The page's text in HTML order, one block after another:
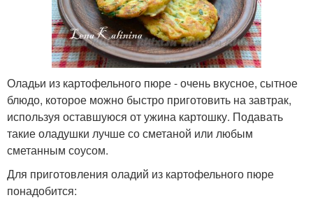
Оладьи из картофельного пюре - очень вкусное, сытное
блюдо, которое можно быстро приготовить на завтрак,
используя оставшуюся от ужина картошку. Подавать
такие оладушки лучше со сметаной или любым
сметанным соусом.
Для приготовления оладий из картофельного пюре
понадобится: